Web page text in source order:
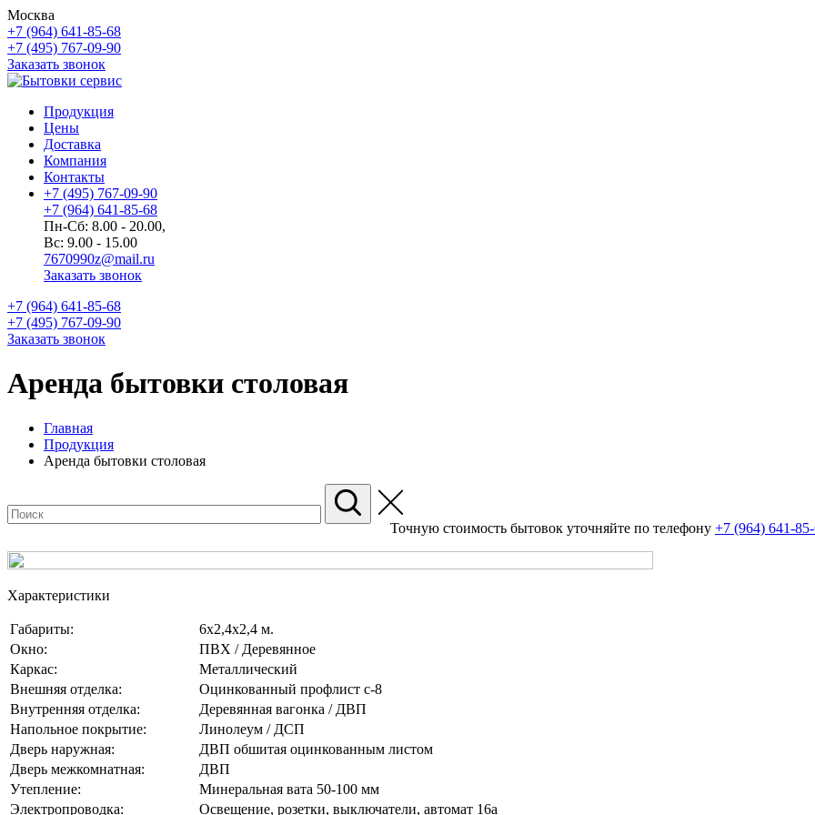
Москва
+7 (964) 641-85-68
+7 (495) 767-09-90
Заказать звонок
Продукция
Цены
Доставка
Компания
Контакты
+7 (495) 767-09-90
+7 (964) 641-85-68
Пн-Сб: 8.00 - 20.00,
Вс: 9.00 - 15.00
7670990z@mail.ru
Заказать звонок
+7 (964) 641-85-68
+7 (495) 767-09-90
Заказать звонок
Аренда бытовки столовая
Главная
Продукция
Аренда бытовки столовая
Точную стоимость бытовок уточняйте по телефону +7 (964) 641-
Характеристики
Габариты:
6х2,4х2,4 м.
Окно:
ПВХ / Деревянное
Каркас:
Металлический
Внешняя отделка:
Оцинкованный профлист с-8
Внутренняя отделка:
Деревянная вагонка / ДВП
Напольное покрытие:
Линолеум / ДСП
Дверь наружная:
ДВП обшитая оцинкованным листом
Дверь межкомнатная:
ДВП
Утепление:
Минеральная вата 50-100 мм
Электропроводка:
Освещение, розетки, выключатели, автомат 16а